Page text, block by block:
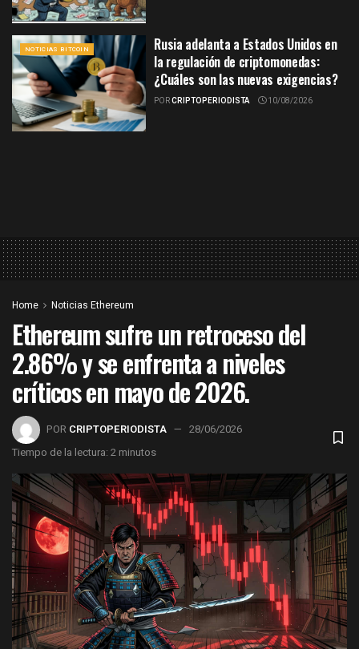
NOTICIAS BITCOIN
Rusia adelanta a Estados Unidos en
la regulación de criptomonedas:
¿Cuáles son las nuevas exigencias?
PORCRIPTOPERIODISTA 10/08/2026
Home Noticias Ethereum
Ethereum sufre un retroceso del
2.86% y se enfrenta a niveles
críticos en mayo de 2026.
POR CRIPTOPERIODISTA
28/06/2026
Tiempo de la lectura: 2 minutos